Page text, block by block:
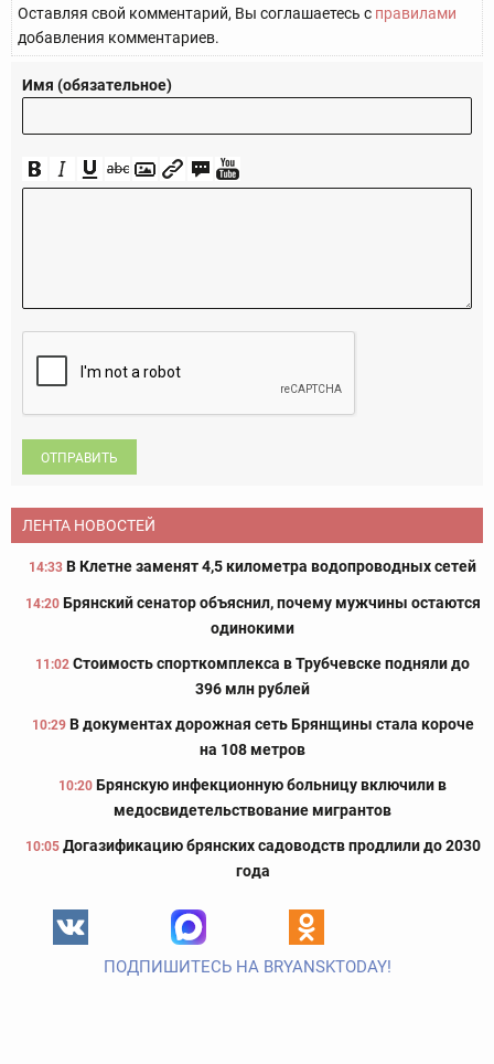
Оставляя свой комментарий, Вы соглашаетесь с правилами
добавления комментариев.
Имя (обязательное)
ОТПРАВИТЬ
ЛЕНТА НОВОСТЕЙ
14:33 В Клетне заменят 4,5 километра водопроводных сетей
14:20 Брянский сенатор объяснил, почему мужчины остаются
одинокими
11:02 Стоимость спорткомплекса в Трубчевске подняли до
396 млн рублей
10:29 В документах дорожная сеть Брянщины стала короче
на 108 метров
10:20 Брянскую инфекционную больницу включили в
медосвидетельствование мигрантов
10:05 Догазификацию брянских садоводств продлили до 2030
года
ПОДПИШИТЕСЬ НА BRYANSKTODAY!